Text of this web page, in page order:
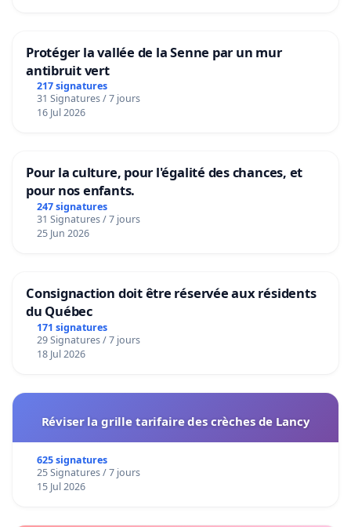
Protéger la vallée de la Senne par un mur
antibruit vert
217 signatures
31 Signatures / 7 jours
16 Jul 2026
Pour la culture, pour l'égalité des chances, et
pour nos enfants.
247 signatures
31 Signatures / 7 jours
25 Jun 2026
Consignaction doit être réservée aux résidents
du Québec
171 signatures
29 Signatures / 7 jours
18 Jul 2026
Réviser la grille tarifaire des crèches de Lancy
625 signatures
25 Signatures / 7 jours
15 Jul 2026